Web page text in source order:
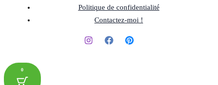
Politique de confidentialité
Contactez-moi !
0